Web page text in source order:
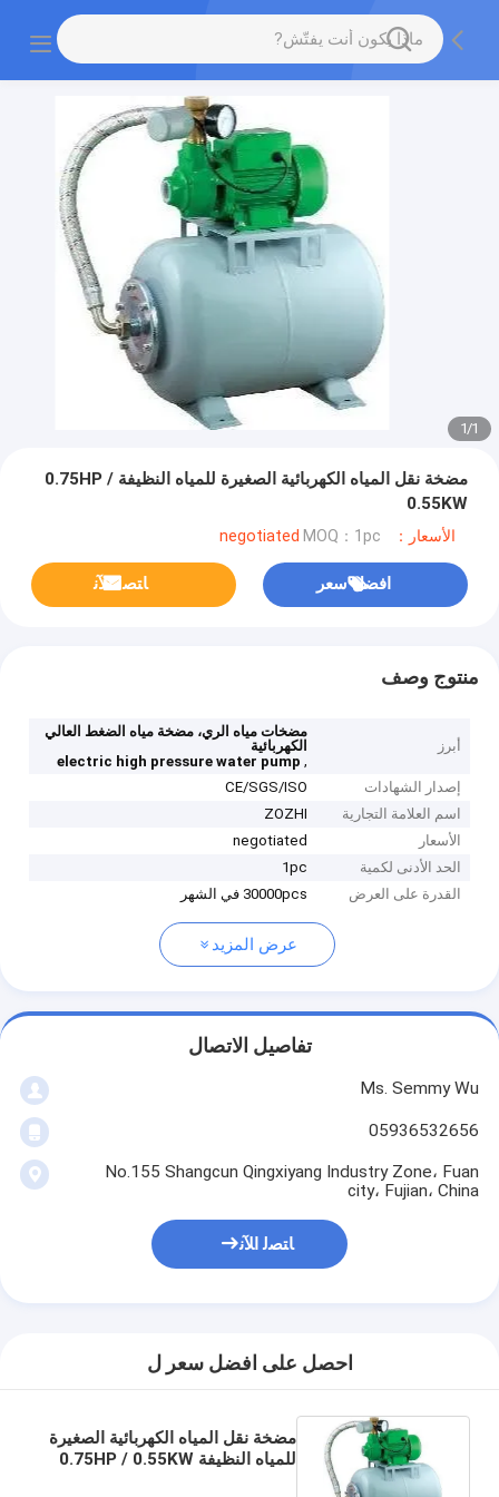
1
/
1
مضخة نقل المياه الكهربائية الصغيرة للمياه النظيفة 0.75HP /
0.55KW
الأسعار：negotiated MOQ：1pc
افضل سعر ﺎﺘﺼﻟ ﺍﻶﻧ
منتوج وصف
أبرز
مضخات مياه الري، مضخة مياه الضغط العالي
الكهربائية
,
electric high pressure water pump
إصدار الشهادات
CE/SGS/ISO
اسم العلامة التجارية
ZOZHI
الأسعار
negotiated
الحد الأدنى لكمية
1pc
القدرة على العرض
30000pcs في الشهر
عرض المزيد
تفاصيل الاتصال
Ms. Semmy Wu
05936532656
No.155 Shangcun Qingxiyang Industry Zone، Fuan
city، Fujian، China
ﺎﺘﺼﻟ ﺍﻶﻧ
احصل على افضل سعر ل
مضخة نقل المياه الكهربائية الصغيرة
للمياه النظيفة 0.75HP / 0.55KW